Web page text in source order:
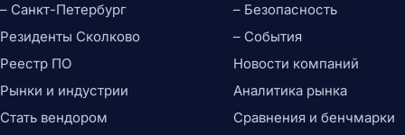
– Санкт-Петербург
Резиденты Сколково
Реестр ПО
Рынки и индустрии
Стать вендором
– Безопасность
– События
Новости компаний
Аналитика рынка
Сравнения и бенчмарки